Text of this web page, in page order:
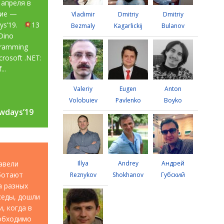
в
—
13
.NET:
разных
дошли
когда в
Vladimir
Bezmaly
Dmitriy
Kagarlickij
Dmitriy
Bulanov
Valeriy
Volobuiev
Eugen
Pavlenko
Anton
Boyko
Illya
Reznykov
Andrey
Shokhanov
Андрей
Губский